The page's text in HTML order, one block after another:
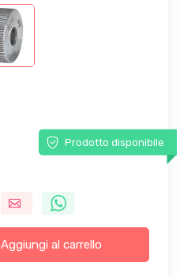
Prodotto disponibile
Aggiungi al carrello